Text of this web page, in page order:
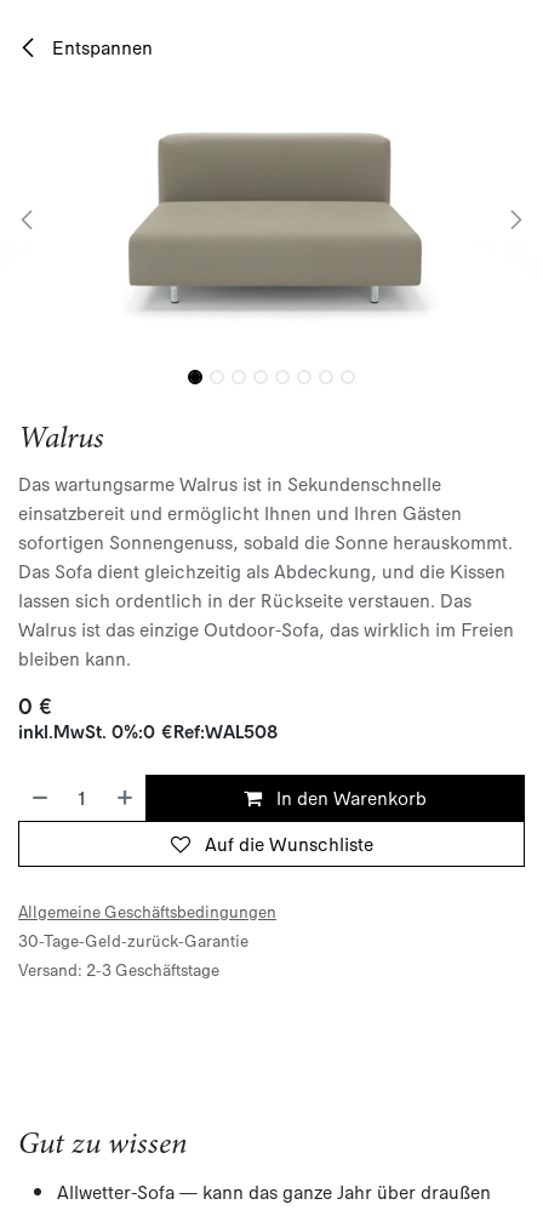
Entspannen
Walrus
Das wartungsarme Walrus ist in Sekundenschnelle
einsatzbereit und ermöglicht Ihnen und Ihren Gästen
sofortigen Sonnengenuss, sobald die Sonne herauskommt.
Das Sofa dient gleichzeitig als Abdeckung, und die Kissen
lassen sich ordentlich in der Rückseite verstauen. Das
Walrus ist das einzige Outdoor-Sofa, das wirklich im Freien
bleiben kann.
0 €
inkl.MwSt. 0%:0 €Ref:WAL508
In den Warenkorb
Auf die Wunschliste
Allgemeine Geschäftsbedingungen
30-Tage-Geld-zurück-Garantie
Versand: 2-3 Geschäftstage
Gut zu wissen
Allwetter-Sofa — kann das ganze Jahr über draußen